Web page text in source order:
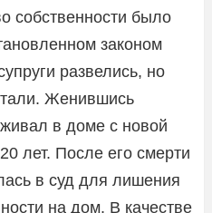
собственности было
законом
развелись, но
Женившись
в доме с новой
лет. После его смерти
в суд для лишения
на дом. В качестве